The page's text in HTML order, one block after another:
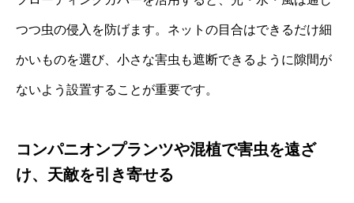
つつ虫の侵入を防げます。ネットの目合はできるだけ細
かいものを選び、小さな害虫も遮断できるように隙間が
ないよう設置することが重要です。
コンパニオンプランツや混植で害虫を遠ざ
け、天敵を引き寄せる